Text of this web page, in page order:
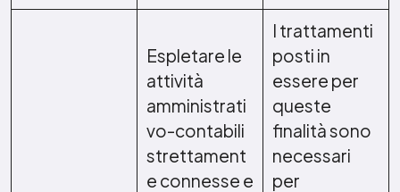
Espletare le
attività
amministrati
vo-contabili
strettament
e connesse e
I trattamenti
posti in
essere per
queste
finalità sono
necessari
per